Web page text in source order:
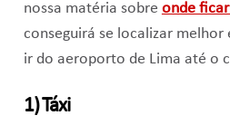
nossa matéria sobre onde
conseguirá se localizar
ir do aeroporto de Lima até o
1) Táxi